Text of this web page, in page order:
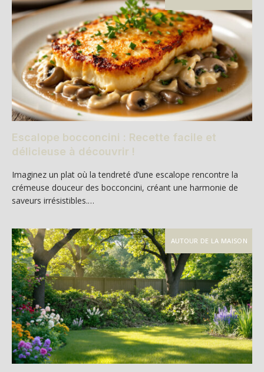
Escalope bocconcini : Recette facile et
délicieuse à découvrir !
Imaginez un plat où la tendreté d’une escalope rencontre la
crémeuse douceur des bocconcini, créant une harmonie de
saveurs irrésistibles.…
AUTOUR DE LA MAISON